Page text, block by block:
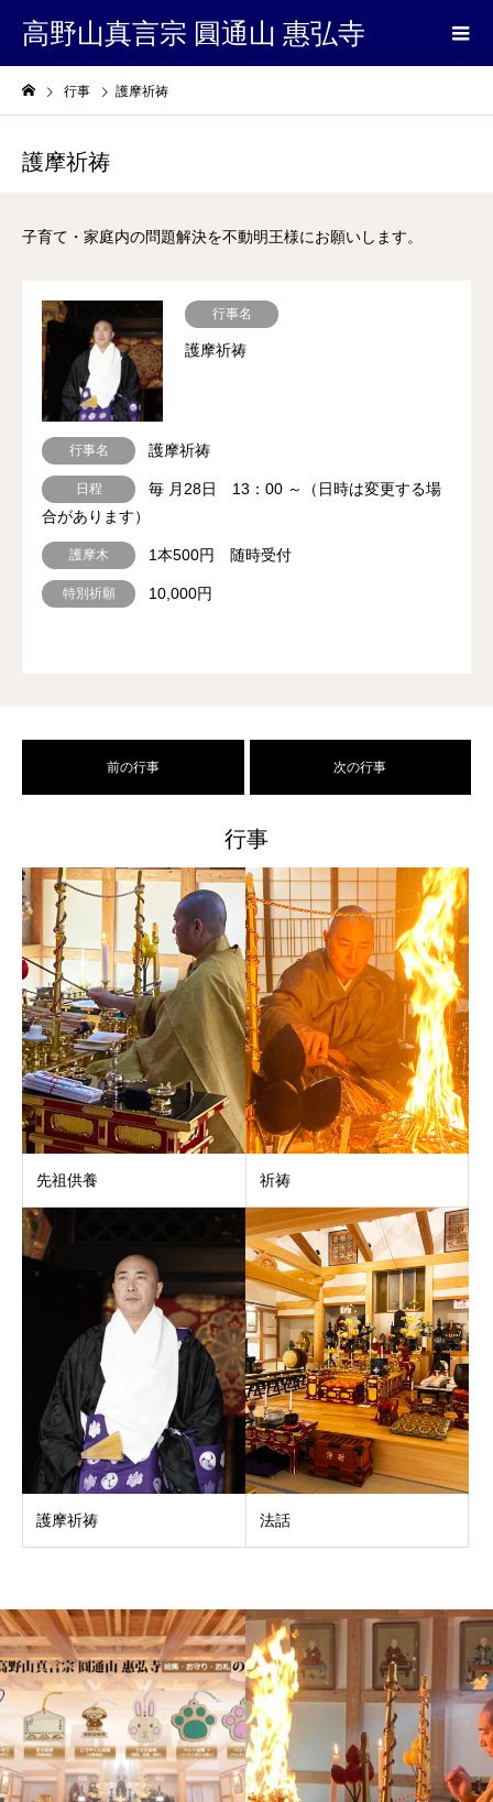
高野山真言宗 圓通山 惠弘寺
行事 護摩祈祷
護摩祈祷
子育て・家庭内の問題解決を不動明王様にお願いします。
行事名
護摩祈祷
行事名 護摩祈祷
日程
毎 月28日 13：00 ～（日時は変更する場
合があります）
護摩木 1本500円 随時受付
特別祈願 10,000円
前の行事 次の行事
行事
先祖供養 祈祷
護摩祈祷 法話